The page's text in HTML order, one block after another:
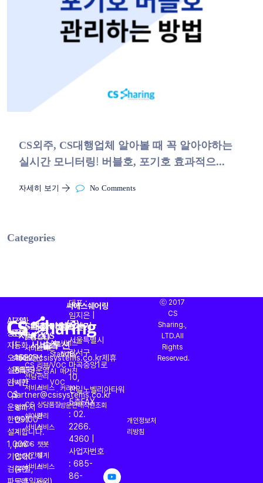
CS외주, CS대행업체 알아볼 때 꼭 알아야하는
실시간 모니터링! 버블호, 포기호 효과적으...
자세히 보기 No Comments
Categories
AI
상담과
자동화
오퍼레이션
설계부터
완벽한
CS
운영까지
한번에
설계합니다.
1,000+
기업이
검증한
도입
문의
|
sales@csisystems.co.kr제휴
문의
|
partner@csisystems.co.kr
전화
문의
|
1522-
5539운영
시간
|
am
09:00
~
pm
6:00
(주말,
CS대행
서비스
CS
토탈
서비스
CS
전담
서비스
CS
쉐어링
서비스
CS
시간제
서비스
프리미엄
(CX)
서비스
운영
진단
서비스
리뷰/VOC
관리
서비스
상담품질
관리
서비스
챗봇
설계
서비스
AI
CS
솔루션
OASIS
AI
StandBy
AI
VOC
바로가기
회사소개
서비스
찾기
매거진
커리어
방문판매직원조회
씨에스쉐어링
(주)
대표 :
임지은 |
주소 :
서울특별시
강서구
마곡중앙1로
10,
한일노벨리아타워
5층FAX
: 02.
2266.
4360 |
사업자번호
: 685-
86-
개인정보처
리방침
ⓒ 2017
CS
Sharing.,
LTD.All
Rights
Reserved.